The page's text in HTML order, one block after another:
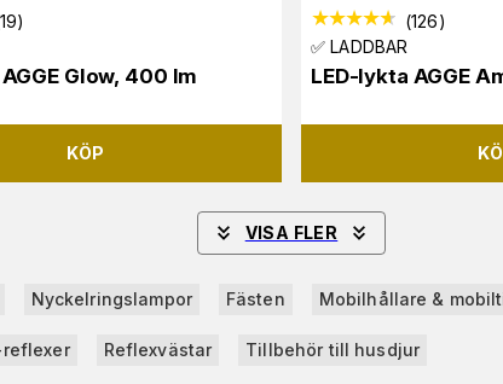
19)
Glow, 400 lm
KÖP
(126)
✅ LADDBAR
LED-lykta AGGE
VISA FLER
Nyckelringslampor Fästen Mobilhållare &
reflexer Reflexvästar Tillbehör till husdjur